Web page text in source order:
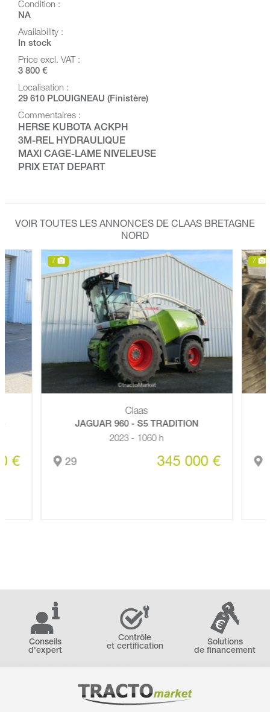
Condition :
NA
Availability :
In stock
Price excl. VAT :
3 800 €
Localisation :
29 610 PLOUIGNEAU (Finistère)
Commentaires :
HERSE KUBOTA ACKPH
3M-REL HYDRAULIQUE
MAXI CAGE-LAME NIVELEUSE
PRIX ETAT DEPART
VOIR TOUTES LES ANNONCES DE CLAAS BRETAGNE
NORD
€
7
Claas
JAGUAR 960 - S5 TRADITION
2023 - 1060 h
29 345 000 €
7
Conseils
d'expert
Contrôle
et certification
Solutions
de financement